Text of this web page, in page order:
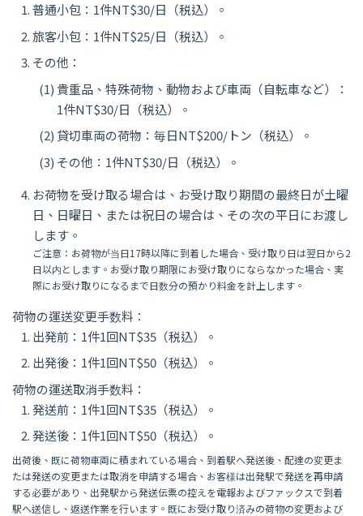
普通小包：1件NT$30/日（税込）。
旅客小包：1件NT$25/日（税込）。
その他：
貴重品、特殊荷物、動物および車両（自転車など）：
1件NT$30/日（税込）。
貸切車両の荷物：毎日NT$200/トン（税込）。
その他：1件NT$30/日（税込）。
お荷物を受け取る場合は、お受け取り期間の最終日が土曜
日、日曜日、または祝日の場合は、その次の平日にお渡し
します。
ご注意：お荷物が当日17時以降に到着した場合、受け取り日は翌日から2
日以内とします。お受け取り期限にお受け取りにならなかった場合、実
際にお受け取りになるまで日数分の預かり料金を計上します。
荷物の運送変更手数料：
出発前：1件1回NT$35（税込）。
出発後：1件1回NT$50（税込）。
荷物の運送取消手数料：
発送前：1件1回NT$35（税込）。
発送後：1件1回NT$50（税込）。
出荷後、既に荷物車両に積まれている場合、到着駅へ発送後、配達の変更ま
たは発送の変更または取消を申請する場合、お客様は出発駅で発送を再申請
する必要があり、出発駅から発送伝票の控えを電報およびファックスで到着
駅へ送信し、返送作業を行います。既にお受け取り済みの荷物の変更および